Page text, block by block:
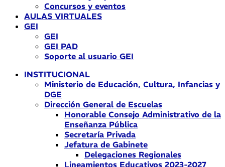
Concursos y eventos
AULAS VIRTUALES
GEI
GEI
GEI PAD
Soporte al usuario GEI
INSTITUCIONAL
Ministerio de Educación, Cultura, Infancias y
DGE
Dirección General de Escuelas
Honorable Consejo Administrativo de la
Enseñanza Pública
Secretaría Privada
Jefatura de Gabinete
Delegaciones Regionales
Lineamientos Educativos 2023-2027